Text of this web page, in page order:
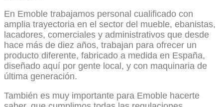
En Emoble trabajamos personal cualificado con
amplia trayectoria en el sector del mueble, ebanistas,
lacadores, comerciales y administrativos que desde
hace más de diez años, trabajan para ofrecer un
producto diferente, fabricado a medida en España,
diseñado aquí por gente local, y con maquinaria de
última generación.
También es muy importante para Emoble hacerte